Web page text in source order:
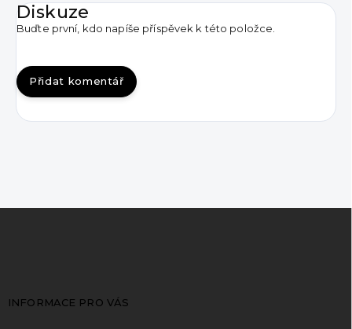
Diskuze
Buďte první, kdo napíše příspěvek k této položce.
Přidat komentář
INFORMACE PRO VÁS